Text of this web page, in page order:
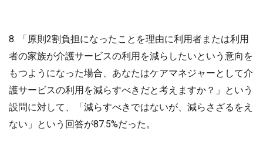
8. 「原則2割負担になったことを理由に利用者または利用
者の家族が介護サービスの利用を減らしたいという意向を
もつようになった場合、あなたはケアマネジャーとして介
護サービスの利用を減らすべきだと考えますか？」という
設問に対して、「減らすべきではないが、減らさざるをえ
ない」という回答が87.5%だった。